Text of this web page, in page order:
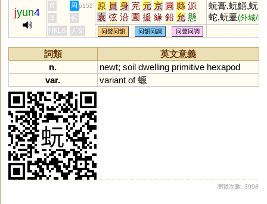
jyun4
黃 周 p152 原 員 身 完 元 京 圓 縣 源
袁 弦 沿 園 援 緣 鉛 允 懸
烷 玄 丸 圜 猿 眩 沅 媛 芫
紈 炫 轅 爰 隕 椽 黿 鳶 洹
刓 湲 螈 猨 邍 芄 櫞 壖 羱
蝯 蝝 榬 楥 嫄 鈆 堧 玆 盷
杬 邧 捖 媴 笎 褑 鶢 鎱 謜
蒝 榞 玹 豲 妶 溒 妧 撋 忨
蚖膏,蚖鱔,蚖
蛇,蚖鞷(外城/比
李
何
HKLS
人文 同聲同韻 同韻同調 同聲同調
詞類
英文意義
n.
newt; soil dwelling primitive hexapod
var.
variant of螈
瀏覽次數: 3998